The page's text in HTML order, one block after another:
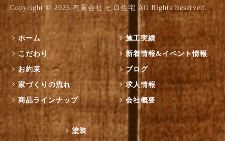
Copyright © 2026 有限会社 ヒロ住宅 All Rights Reserved.
ホーム
こだわり
お約束
家づくりの流れ
商品ラインナップ
施工実績
新着情報&イベント情報
ブログ
求人情報
会社概要
塗装